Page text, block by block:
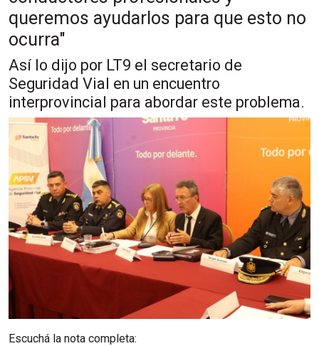
queremos ayudarlos para que esto no
ocurra"
Así lo dijo por LT9 el secretario de
Seguridad Vial en un encuentro
interprovincial para abordar este problema.
Escuchá la nota completa: